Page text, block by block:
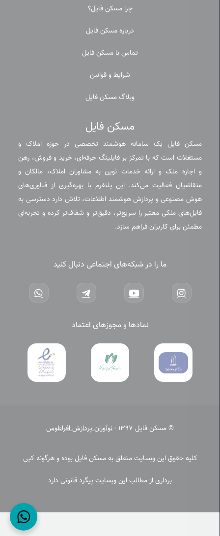
چرا مسکن فایل؟
درباره مسکن فایل
تماس با مسکن فایل
شرایط و قوانین
وبلاگ مسکن فایل
مسکن فایل
مسکن فایل یک سامانه هوشمند تخصصی در حوزه املاک و
مستغلات است که با تمرکز بر فایلینگ حرفه‌ای، خرید و فروش، رهن
و اجاره ملک و ارائه خدمات نوین به مشاوران املاک، مالکان و
متقاضیان فعالیت می‌کند. این پلتفرم با بهره‌گیری از فناوری‌های
هوش مصنوعی و پردازش هوشمند اطلاعات، تلاش دارد دسترسی به
فایل‌های ملکی معتبر را سریع‌تر، دقیق‌تر و شفاف‌تر کرده و تجربه‌ای
مطمئن برای کاربران فراهم سازد.
ما را در شبکه‌های اجتماعی دنبال کنید
نمادها و مجوزهای اعتماد
© مسکن فایل 1397 - نوآوران پردازش افراطوس
کلیه حقوق این وبسایت متعلق به مسکن فایل بوده و هرگونه کپی
برداری از مطالب این وبسایت پیگرد قانونی دارد